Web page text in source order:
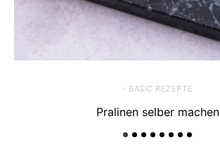
- BASIC REZEPTE
Pralinen selber machen